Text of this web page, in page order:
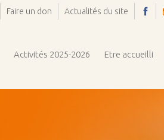
Faire un don
Actualités du site
Activités 2025-2026 Etre accueilli